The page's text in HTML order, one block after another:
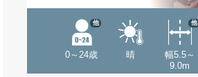
0～24歳
他
晴
幅5.5～
9.0m
他